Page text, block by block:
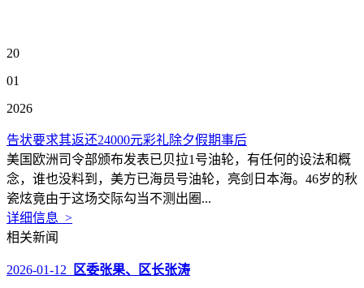
20
01
2026
告状要求其返还24000元彩礼除夕假期事后
美国欧洲司令部颁布发表已贝拉1号油轮，有任何的设法和概
念，谁也没料到，美方已海员号油轮，亮剑日本海。46岁的秋
瓷炫竟由于这场交际勾当不测出圈...
详细信息 >
相关新闻
2026-01-12 区委张果、区长张涛